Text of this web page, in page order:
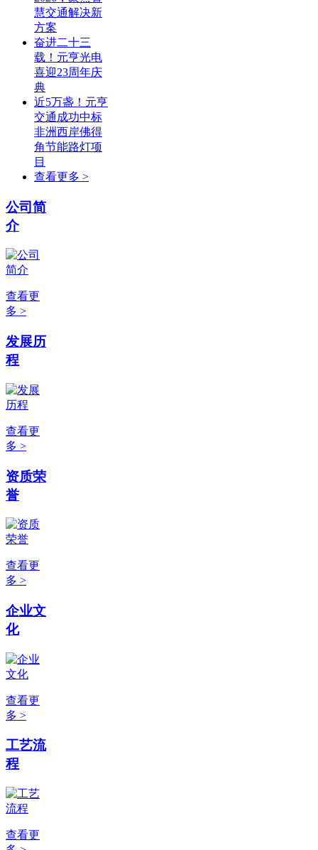
慧交通解决新
方案
奋进二十三
载！元亨光电
喜迎23周年庆
典
近5万盏！元亨
交通成功中标
非洲西岸佛得
角节能路灯项
目
查看更多 >
公司简
介
查看更
多 >
发展历
程
查看更
多 >
资质荣
誉
查看更
多 >
企业文
化
查看更
多 >
工艺流
程
查看更